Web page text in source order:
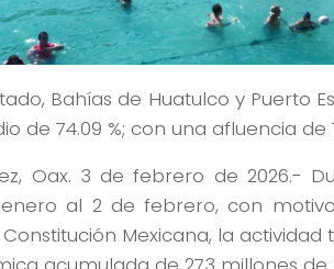
Bahías de Huatulco y Puerto
de 74.09 %; con una afluencia de
Oax. 3 de febrero de 2026.-
al 2 de febrero, con
Mexicana, la